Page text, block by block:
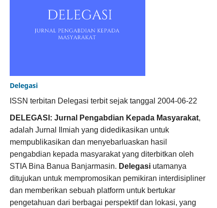
Delegasi
ISSN terbitan Delegasi terbit sejak tanggal 2004-06-22
DELEGASI: Jurnal Pengabdian Kepada Masyarakat,
adalah Jurnal Ilmiah yang didedikasikan untuk
mempublikasikan dan menyebarluaskan hasil
pengabdian kepada masyarakat yang diterbitkan oleh
STIA Bina Banua Banjarmasin. Delegasiutamanya
ditujukan untuk mempromosikan pemikiran interdisipliner
dan memberikan sebuah platform untuk bertukar
pengetahuan dari berbagai perspektif dan lokasi, yang